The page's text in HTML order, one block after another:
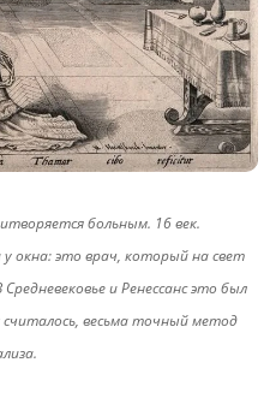
больным. 16 век.
окна: это врач, который на свет
и Ренессанс это был
весьма точный метод